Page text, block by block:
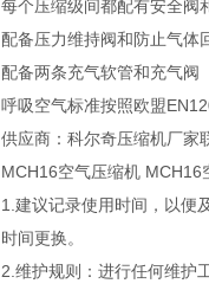
每个压缩级间都配有安全阀
配备压力维持阀和防止气体
配备两条充气软管和充气阀
呼吸空气标准按照欧盟
供应商：科尔奇压缩机厂家
MCH16空气压缩机 MCH16
1.建议记录使用时间，以便
时间更换。
2.维护规则：进行任何维护